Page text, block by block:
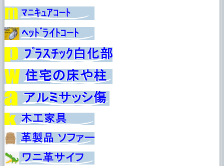
2022年12月19日
ブログに 「◆12月インスタグラム更新事例
から」を追加しました。
2022年12月6日
ブログに 「◆ホイールのリペア事例、更新
中」を追加しました。
2022年11月11 日
ブログに 「◆２年毎アフター施工ご依頼の
お車ご紹介」を追加しました。
2022年10月23 日
ブログに 「◆ヘッドライトのリペア事例、
更新中」を追加しました。